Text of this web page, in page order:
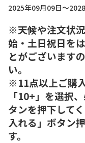
2025年09月09日～
※天候や注文状
始・土日祝日を
とがございます
い。
※11点以上ご購
「10+」を選択
タンを押下して
入れる」ボタン
す。